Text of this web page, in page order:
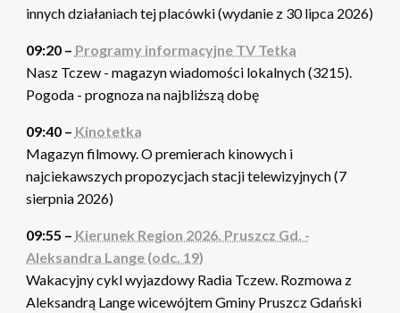
innych działaniach tej placówki (wydanie z 30 lipca 2026)
09:20 – Programy informacyjne TV Tetka
Nasz Tczew - magazyn wiadomości lokalnych (3215).
Pogoda - prognoza na najbliższą dobę
09:40 – Kinotetka
Magazyn filmowy. O premierach kinowych i
najciekawszych propozycjach stacji telewizyjnych (7
sierpnia 2026)
09:55 – Kierunek Region 2026. Pruszcz Gd. -
Aleksandra Lange (odc. 19)
Wakacyjny cykl wyjazdowy Radia Tczew. Rozmowa z
Aleksandrą Lange wicewójtem Gminy Pruszcz Gdański